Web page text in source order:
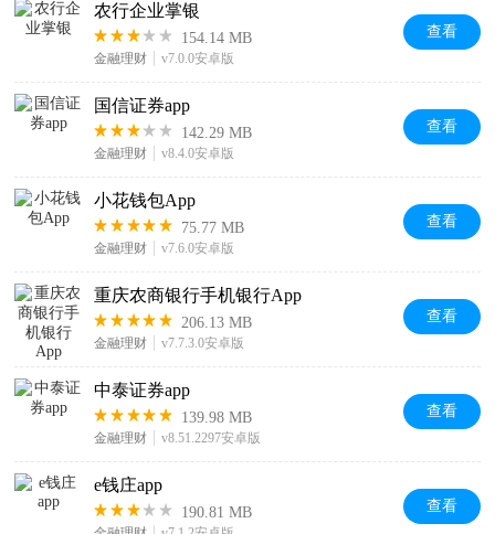
农行企业掌银
154.14 MB
金融理财 v7.0.0安卓版
查看
国信证券app
142.29 MB
金融理财 v8.4.0安卓版
查看
小花钱包App
75.77 MB
金融理财 v7.6.0安卓版
查看
重庆农商银行手机银行App
206.13 MB
金融理财 v7.7.3.0安卓版
查看
中泰证券app
139.98 MB
金融理财 v8.51.2297安卓版
查看
e钱庄app
190.81 MB 查看